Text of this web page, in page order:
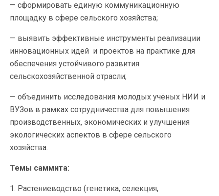
— сформировать единую коммуникационную
площадку в сфере сельского хозяйства;
— выявить эффективные инструменты реализации
инновационных идей и проектов на практике для
обеспечения устойчивого развития
сельскохозяйственной отрасли;
— объединить исследования молодых учёных НИИ и
ВУЗов в рамках сотрудничества для повышения
производственных, экономических и улучшения
экологических аспектов в сфере сельского
хозяйства.
Темы саммита:
1. Растениеводство (генетика, селекция,